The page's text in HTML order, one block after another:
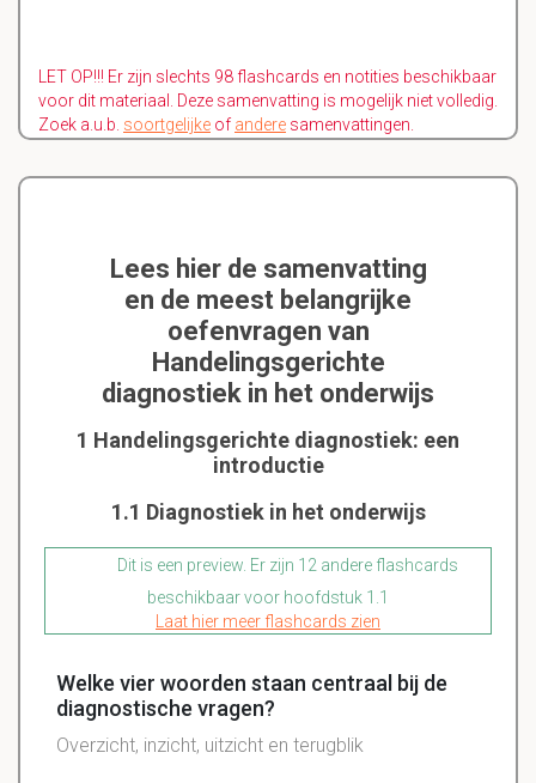
LET OP!!! Er zijn slechts 98 flashcards en notities beschikbaar
voor dit materiaal. Deze samenvatting is mogelijk niet volledig.
Zoek a.u.b. soortgelijke of andere samenvattingen.
Lees hier de samenvatting
en de meest belangrijke
oefenvragen van
Handelingsgerichte
diagnostiek in het onderwijs
1 Handelingsgerichte diagnostiek: een
introductie
1.1 Diagnostiek in het onderwijs
Dit is een preview. Er zijn 12 andere flashcards
beschikbaar voor hoofdstuk 1.1
Laat hier meer flashcards zien
Welke vier woorden staan centraal bij de
diagnostische vragen?
Overzicht, inzicht, uitzicht en terugblik